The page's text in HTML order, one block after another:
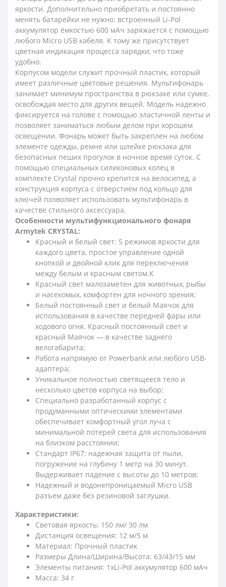
яркости. Дополнительно приобретать и постоянно
менять батарейки не нужно: встроенный Li-Pol
аккумулятор ёмкостью 600 мАч заряжается с помощью
любого Micro USB кабеля. К тому же присутствует
цветная индикация процесса зарядки, что тоже
удобно.
Корпусом модели служит прочный пластик, который
имеет различные цветовые решения. Мультифонарь
занимает минимум пространства в рюкзаке или сумке,
освобождая место для других вещей. Модель надежно
фиксируется на голове с помощью эластичной ленты и
позволяет заниматься любым делом при хорошем
освещении. Фонарь может быть закреплен на любом
элементе одежды, ремне или шлейке рюкзака для
безопасных пеших прогулок в ночное время суток. С
помощью специальных силиконовых колец в
комплекте Crystal прочно крепится на велосипед, а
конструкция корпуса с отверстием под кольцо для
ключей позволяет использовать мультифонарь в
качестве стильного аксессуара.
Особенности мультифункционального фонаря
Armytek CRYSTAL:
Красный и белый свет: 5 режимов яркости для
каждого цвета, простое управление одной
кнопкой и двойной клик для переключения
между белым и красным светом.К
Красный свет малозаметен для животных, рыбы
и насекомых, комфортен для ночного зрения;
Белый постоянный свет и белый Маячок для
использования в качестве передней фары или
ходового огня. Красный постоянный свет и
красный Маячок — в качестве заднего
велогабарита;
Работа напрямую от Powerbank или любого USB-
адаптера;
Уникальное полностью светящееся тело и
несколько цветов корпуса на выбор;
Специально разработанный корпус с
продуманными оптическими элементами
обеспечивает комфортный угол луча с
минимальной потерей света для использования
на близком расстоянии;
Стандарт IP67: надежная защита от пыли,
погружение на глубину 1 метр на 30 минут.
Выдерживает падение с высоты до 10 метров;
Надежный и водонепроницаемый Micro USB
разъем даже без резиновой заглушки.
Характеристики:
Световая яркость: 150 лм/ 30 лм
Дистанция освещения: 12 м/5 м
Материал: Прочный пластик
Размеры Длина/Ширина/Высота: 63/43/15 мм
Элементы питания: 1хLi-Pol аккумулятор 600 мАч
Масса: 34 г